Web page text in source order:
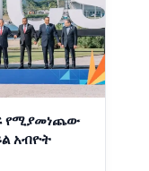
የሚያመነጨው
አብዮት